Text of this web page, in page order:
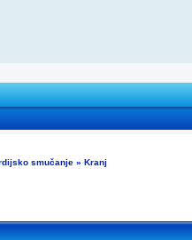
smučanje » Kranj